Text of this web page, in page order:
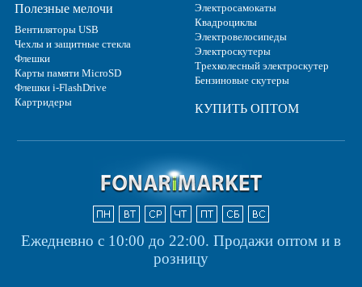
Полезные мелочи
Вентиляторы USB
Чехлы и защитные стекла
Флешки
Карты памяти MicroSD
Флешки i-FlashDrive
Картридеры
Электросамокаты
Квадроциклы
Электровелосипеды
Электроскутеры
Трехколесный электроскутер
Бензиновые скутеры
КУПИТЬ ОПТОМ
Ежедневно с 10:00 до 22:00. Продажи оптом и в
розницу